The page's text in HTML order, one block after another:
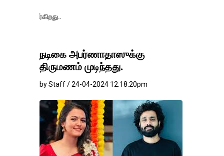
நடிகை அபர்ணாதாஸுக்கு
திருமணம் முடிந்தது.
by Staff / 24-04-2024 12:18:20pm